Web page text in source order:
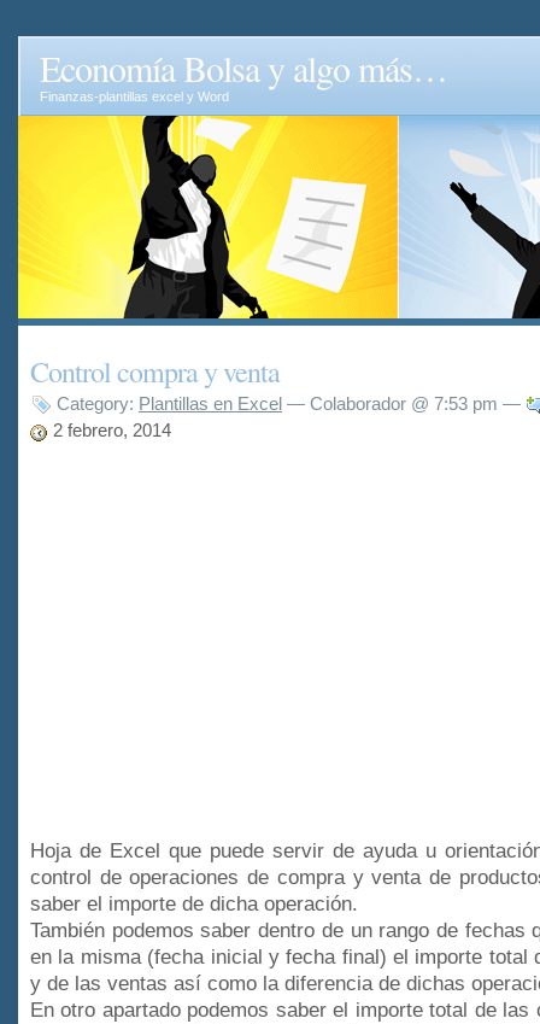
Economía Bolsa y algo más…
Finanzas-plantillas excel y Word
Control compra y venta
Category: Plantillas en Excel — Colaborador @ 7:53 pm —
2 febrero, 2014
Hoja de Excel que puede servir de ayuda u
control de operaciones de compra y venta de
saber el importe de dicha operación.
También podemos saber dentro de un rango de fechas
en la misma (fecha inicial y fecha final) el importe total
y de las ventas así como la diferencia de dichas
En otro apartado podemos saber el importe total de las